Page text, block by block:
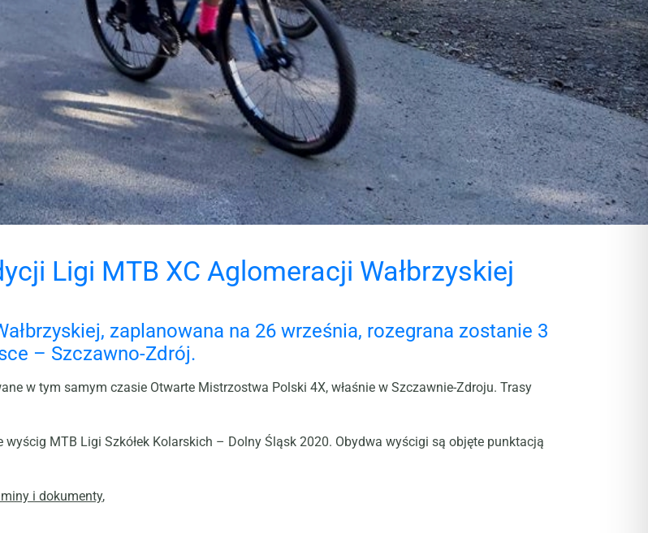
Ligi MTB XC Aglomeracji Wałbrzyskiej
zaplanowana na 26 września, rozegrana zostanie 3
– Szczawno-Zdrój.
w tym samym czasie Otwarte Mistrzostwa Polski 4X, właśnie w Szczawnie-Zdroju. Trasy
MTB Ligi Szkółek Kolarskich – Dolny Śląsk 2020. Obydwa wyścigi są objęte punktacją
i dokumenty,